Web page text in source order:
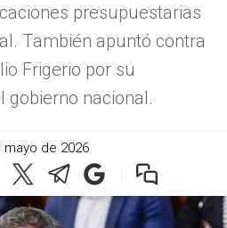
presupuestarias
También apuntó contra
Frigerio por su
gobierno nacional.
mayo de 2026